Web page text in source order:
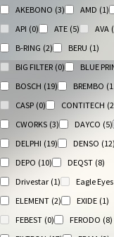
AKEBONO (3) AMD (1)
API (0) ATE (5) AVA
B-RING (2) BERU (1)
BIG FILTER (0) BLUE
BOSCH (19) BREMBO
CASP (0) CONTITECH
CWORKS (3) DAYCO (5)
DELPHI (19) DENSO (12)
DEPO (10) DEQST (8)
Drivestar (1) Eagle Eyes
ELEMENT (2) EXIDE (1)
FEBEST (0) FERODO (8)